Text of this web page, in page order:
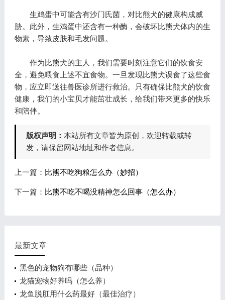
生鸡蛋中可能含有沙门氏菌，对比熊犬的健康构成威
胁。此外，生鸡蛋中还含有一种酶，会破坏比熊犬体内的生
物素，导致皮肤和毛发问题。
作为比熊犬的主人，我们需要时刻注意它们的饮食安
全，避免喂食上述不宜食物。一旦发现比熊犬误食了这些食
物，应立即送往兽医诊所进行救治。只有确保比熊犬的饮食
健康，我们的小宝贝才能茁壮成长，给我们带来更多的快乐
和陪伴。
版权声明： 本站所有文章皆为原创，欢迎转载或转
发，请保留网站地址和作者信息。
上一篇： 比熊不吃狗粮怎么办（妙招）
下一篇： 比熊不吃不喝没精神怎么回事（怎么办）
最新文章
黑色的宠物狗有哪些（品种）
龙猫宠物好养吗（怎么养）
龙鱼脱肛用什么药最好（最佳治疗）